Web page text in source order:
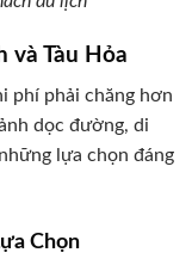
và Tàu Hỏa
phí phải chăng hơn
dọc đường, di
lựa chọn đáng
Chọn